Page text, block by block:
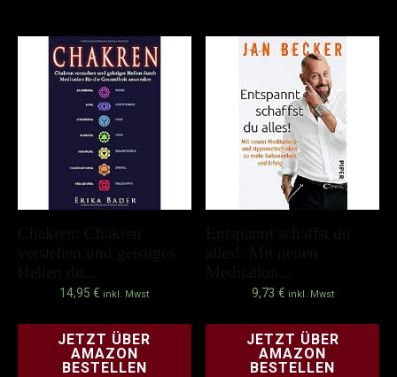
14,95€ inkl. Mwst
JETZT ÜBER
AMAZON
BESTELLEN
9,73 € inkl. Mwst
JETZT ÜBER
AMAZON
BESTELLEN